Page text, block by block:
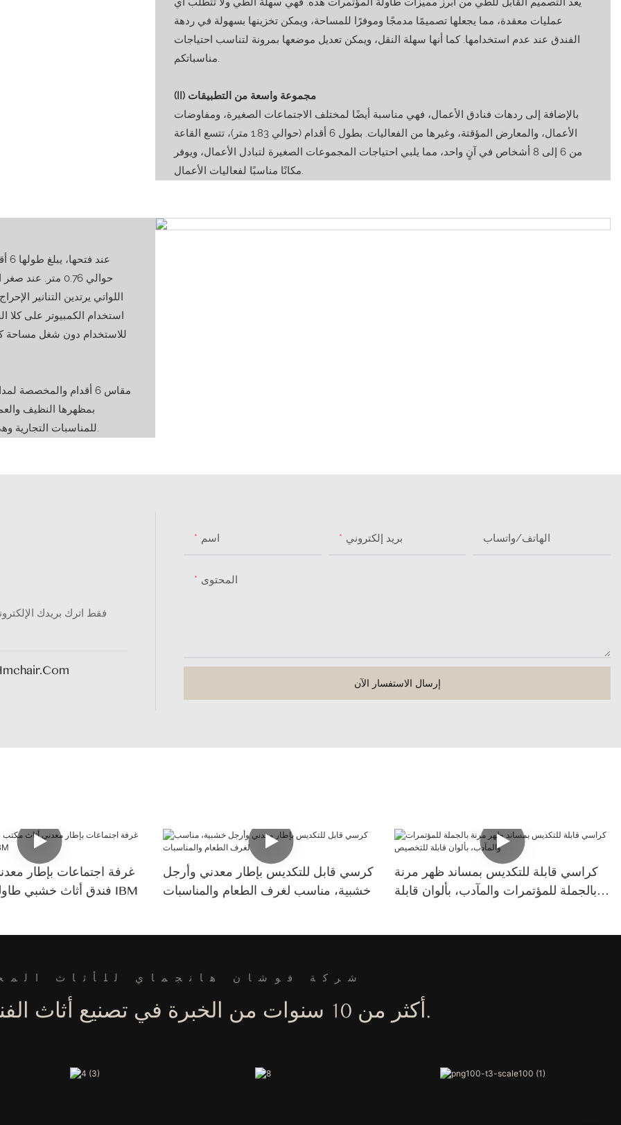
عمليات معقدة، مما يجعلها تصميمًا مدمجًا وموفرًا للمساحة، ويمكن تخزينها بسهولة في ردهة
الفندق عند عدم استخدامها. كما أنها سهلة النقل، ويمكن تعديل موضعها بمرونة لتناسب احتياجات
مناسباتكم.
(II) مجموعة واسعة من التطبيقات
بالإضافة إلى ردهات فنادق الأعمال، فهي مناسبة أيضًا لمختلف الاجتماعات الصغيرة، ومفاوضات
الأعمال، والمعارض المؤقتة، وغيرها من الفعاليات. بطول 6 أقدام (حوالي 1.83 متر)، تتسع القاعة
من 6 إلى 8 أشخاص في آنٍ واحد، مما يلبي احتياجات المجموعات الصغيرة لتبادل الأعمال، ويوفر
مكانًا مناسبًا لفعاليات الأعمال.
اللواتي يرتدين التنانير
استخدام الكمبيوتر على
للاستخدام دون شغل مساحة
بمظهرها النظيف
فقط اترك بريدك
اسم بريد إلكتروني الهاتف/واتساب
المحتوى
إرسال الاستفسار الآن
غرفة اجتماعات بإطار
فندق أثاث خشبي طاولة قابلة للطي IBM
كرسي قابل للتكديس بإطار معدني وأرجل
خشبية، مناسب لغرف الطعام والمناسبات
كراسي قابلة للتكديس بمساند ظهر مرنة
بالجملة للمؤتمرات والمآدب، بألوان قابلة
شركة فوشان هانجماي للأثاث
أكثر من 10 سنوات من الخبرة في تصنيع أثاث الفنادق والحفلات.